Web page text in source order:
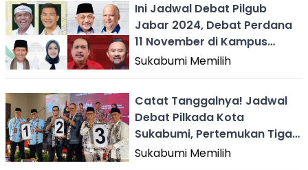
Ini Jadwal Debat Pilgub
Jabar 2024, Debat Perdana
11 November di Kampus
Unpad
Sukabumi Memilih
Catat Tanggalnya! Jadwal
Debat Pilkada Kota
Sukabumi, Pertemukan Tiga
Paslon
Sukabumi Memilih